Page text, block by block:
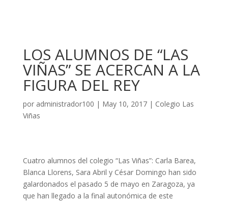
LOS ALUMNOS DE “LAS
VIÑAS” SE ACERCAN A LA
FIGURA DEL REY
por administrador100 | May 10, 2017| Colegio Las
Viñas
Cuatro alumnos del colegio “Las Viñas”: Carla Barea,
Blanca Llorens, Sara Abril y César Domingo han sido
galardonados el pasado 5 de mayo en Zaragoza, ya
que han llegado a la final autonómica de este